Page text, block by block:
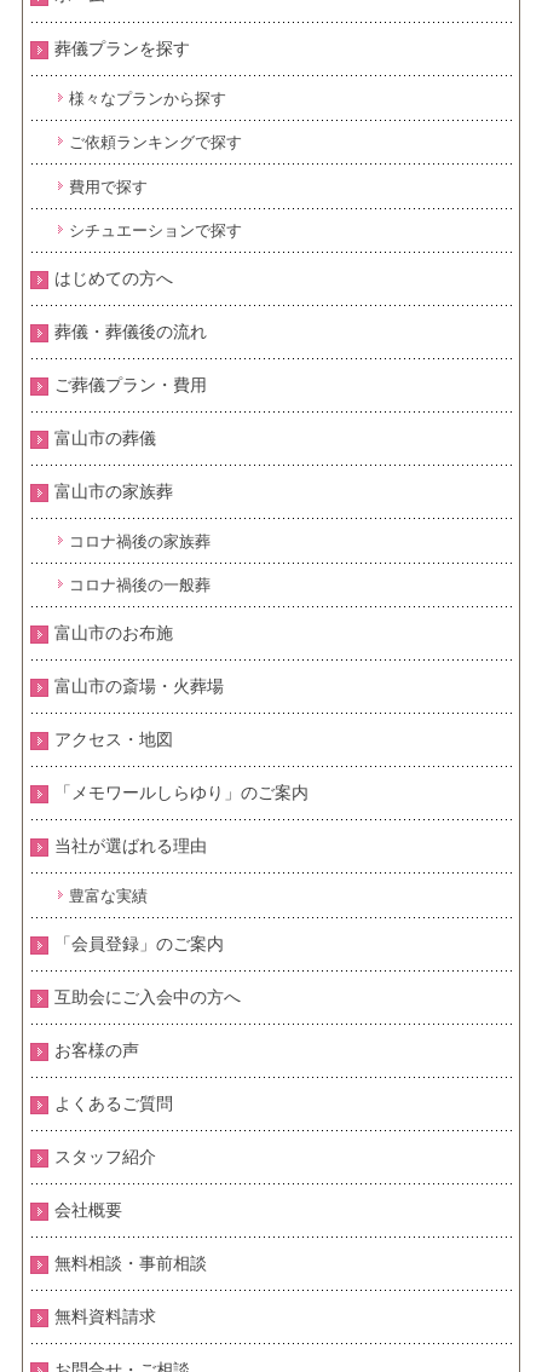
葬儀プランを探す
様々なプランから探す
ご依頼ランキングで探す
費用で探す
シチュエーションで探す
はじめての方へ
葬儀・葬儀後の流れ
ご葬儀プラン・費用
富山市の葬儀
富山市の家族葬
コロナ禍後の家族葬
コロナ禍後の一般葬
富山市のお布施
富山市の斎場・火葬場
アクセス・地図
「メモワールしらゆり」のご案内
当社が選ばれる理由
豊富な実績
「会員登録」のご案内
互助会にご入会中の方へ
お客様の声
よくあるご質問
スタッフ紹介
会社概要
無料相談・事前相談
無料資料請求